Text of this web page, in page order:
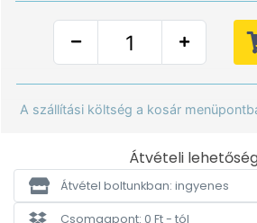
A szállítási költség a kosár
Átvételi
Átvétel boltunkban: ingyenes
Csomagpont: 0 Ft - tól